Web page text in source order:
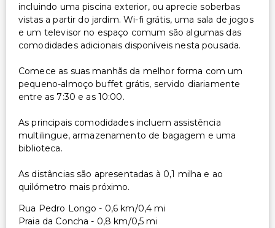
incluindo uma piscina exterior, ou aprecie soberbas
vistas a partir do jardim. Wi-fi grátis, uma sala de jogos
e um televisor no espaço comum são algumas das
comodidades adicionais disponíveis nesta pousada.
Comece as suas manhãs da melhor forma com um
pequeno-almoço buffet grátis, servido diariamente
entre as 7:30 e as 10:00.
As principais comodidades incluem assistência
multilingue, armazenamento de bagagem e uma
biblioteca.
As distâncias são apresentadas à 0,1 milha e ao
quilómetro mais próximo.
Rua Pedro Longo - 0,6 km/0,4 mi
Praia da Concha - 0,8 km/0,5 mi